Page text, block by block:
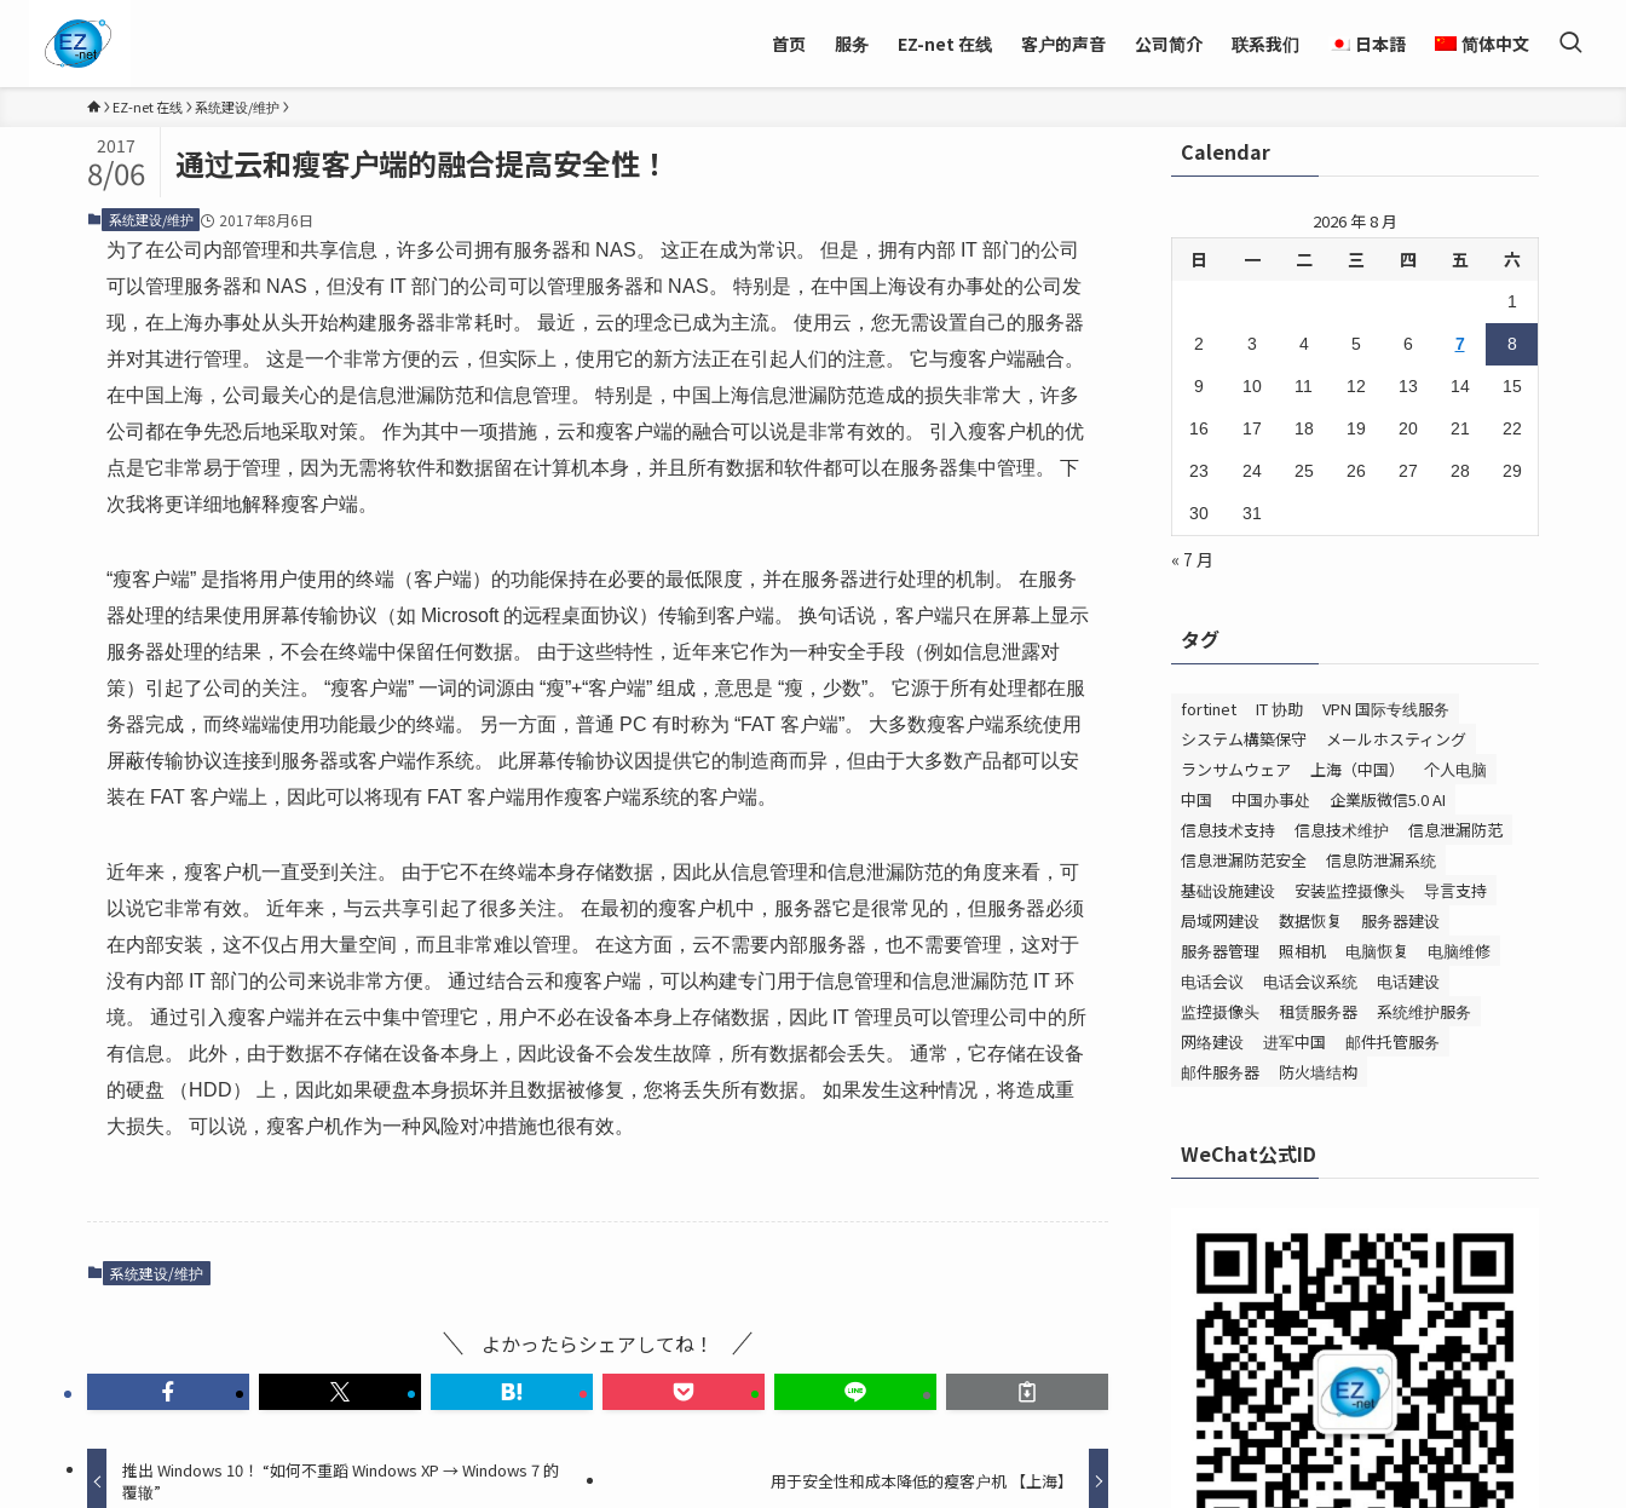
首页 服务 EZ-net 在线 客户的声音 公司简介 联系我们 日本語 简体中文
EZ-net 在线 系统建设/维护
通过云和瘦客户端的融合提高安全性！
2017
8/06
系统建设/维护
2017年8月6日
为了在公司内部管理和共享信息，许多公司拥有服务器和 NAS。 这正在成为常识。 但是，拥有内部 IT 部门的公司
可以管理服务器和 NAS，但没有 IT 部门的公司可以管理服务器和 NAS。 特别是，在中国上海设有办事处的公司发
现，在上海办事处从头开始构建服务器非常耗时。 最近，云的理念已成为主流。 使用云，您无需设置自己的服务器
并对其进行管理。 这是一个非常方便的云，但实际上，使用它的新方法正在引起人们的注意。 它与瘦客户端融合。
在中国上海，公司最关心的是信息泄漏防范和信息管理。 特别是，中国上海信息泄漏防范造成的损失非常大，许多
公司都在争先恐后地采取对策。 作为其中一项措施，云和瘦客户端的融合可以说是非常有效的。 引入瘦客户机的优
点是它非常易于管理，因为无需将软件和数据留在计算机本身，并且所有数据和软件都可以在服务器集中管理。 下
次我将更详细地解释瘦客户端。
“瘦客户端” 是指将用户使用的终端（客户端）的功能保持在必要的最低限度，并在服务器进行处理的机制。 在服务
器处理的结果使用屏幕传输协议（如 Microsoft 的远程桌面协议）传输到客户端。 换句话说，客户端只在屏幕上显示
服务器处理的结果，不会在终端中保留任何数据。 由于这些特性，近年来它作为一种安全手段（例如信息泄露对
策）引起了公司的关注。 “瘦客户端” 一词的词源由 “瘦”+“客户端” 组成，意思是 “瘦，少数”。 它源于所有处理都在服
务器完成，而终端端使用功能最少的终端。 另一方面，普通 PC 有时称为 “FAT 客户端”。 大多数瘦客户端系统使用
屏蔽传输协议连接到服务器或客户端作系统。 此屏幕传输协议因提供它的制造商而异，但由于大多数产品都可以安
装在 FAT 客户端上，因此可以将现有 FAT 客户端用作瘦客户端系统的客户端。
近年来，瘦客户机一直受到关注。 由于它不在终端本身存储数据，因此从信息管理和信息泄漏防范的角度来看，可
以说它非常有效。 近年来，与云共享引起了很多关注。 在最初的瘦客户机中，服务器它是很常见的，但服务器必须
在内部安装，这不仅占用大量空间，而且非常难以管理。 在这方面，云不需要内部服务器，也不需要管理，这对于
没有内部 IT 部门的公司来说非常方便。 通过结合云和瘦客户端，可以构建专门用于信息管理和信息泄漏防范 IT 环
境。 通过引入瘦客户端并在云中集中管理它，用户不必在设备本身上存储数据，因此 IT 管理员可以管理公司中的所
有信息。 此外，由于数据不存储在设备本身上，因此设备不会发生故障，所有数据都会丢失。 通常，它存储在设备
的硬盘 （HDD） 上，因此如果硬盘本身损坏并且数据被修复，您将丢失所有数据。 如果发生这种情况，将造成重
大损失。 可以说，瘦客户机作为一种风险对冲措施也很有效。
系统建设/维护
よかったらシェアしてね！
推出 Windows 10！ “如何不重蹈 Windows XP → Windows 7 的
覆辙”
用于安全性和成本降低的瘦客户机 【上海】
Calendar
2026 年 8 月
日 一 二 三 四 五 六
1
2 3 4 5 6 7 8
9 10 11 12 13 14 15
16 17 18 19 20 21 22
23 24 25 26 27 28 29
30 31
« 7 月
タグ
fortinet IT 协助
VPN 国际专线服务
システム構築保守
メールホスティング
ランサムウェア
上海（中国）
个人电脑
中国
中国办事处
企業版微信5.0 AI
信息技术支持
信息技术维护
信息泄漏防范
信息泄漏防范安全
信息防泄漏系统
基础设施建设
安装监控摄像头
导言支持
局域网建设
数据恢复
服务器建设
服务器管理
照相机 电脑恢复
电脑维修
电话会议
电话会议系统
电话建设
监控摄像头
租赁服务器
系统维护服务
网络建设
进军中国
邮件托管服务
邮件服务器
防火墙结构
WeChat公式ID